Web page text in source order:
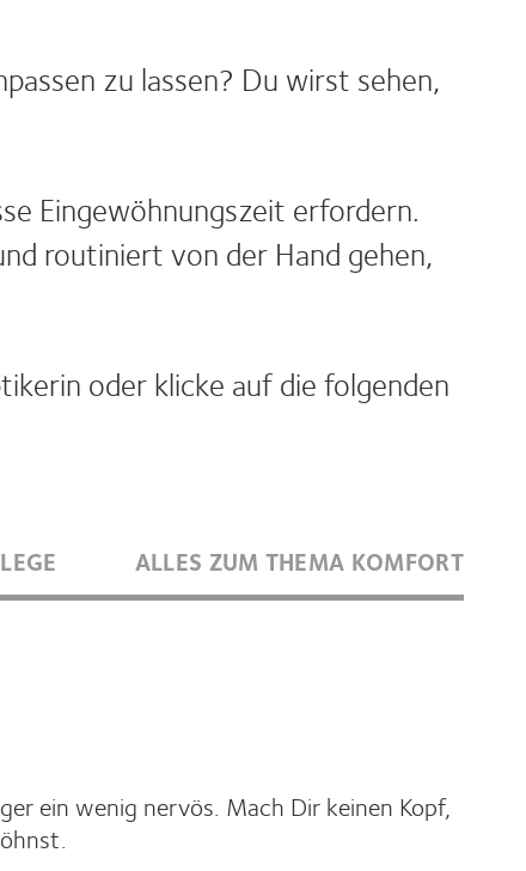
zu lassen? Du wirst sehen,
Eingewöhnungszeit erfordern.
routiniert von der Hand gehen,
oder klicke auf die folgenden
ALLES ZUM THEMA KOMFORT
ein wenig nervös. Mach Dir keinen Kopf,